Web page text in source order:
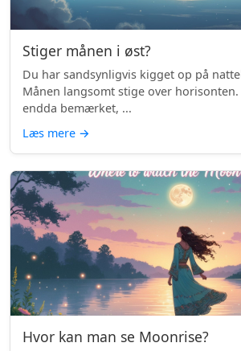
Stiger månen i øst?
Du har sandsynligvis kigget op på
Månen langsomt stige over
endda bemærket, ...
Læs mere →
Hvor kan man se Moonrise?